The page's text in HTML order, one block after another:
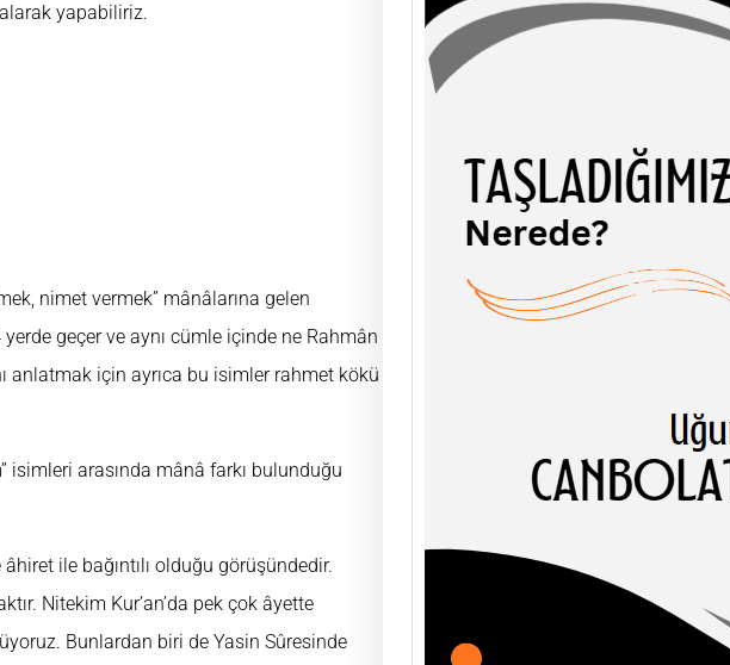
alarak yapabiliriz.
nimet vermek” mânâlarına gelen
geçer ve aynı cümle içinde ne Rahmân
anlatmak için ayrıca bu isimler rahmet kökü
isimleri arasında mânâ farkı bulunduğu
ile bağıntılı olduğu görüşündedir.
Nitekim Kur’an’da pek çok âyette
Bunlardan biri de Yasin Sûresinde
TAŞLADIĞIMIZ
ŞEYTAN NEREDE?
olguları birbirinden…